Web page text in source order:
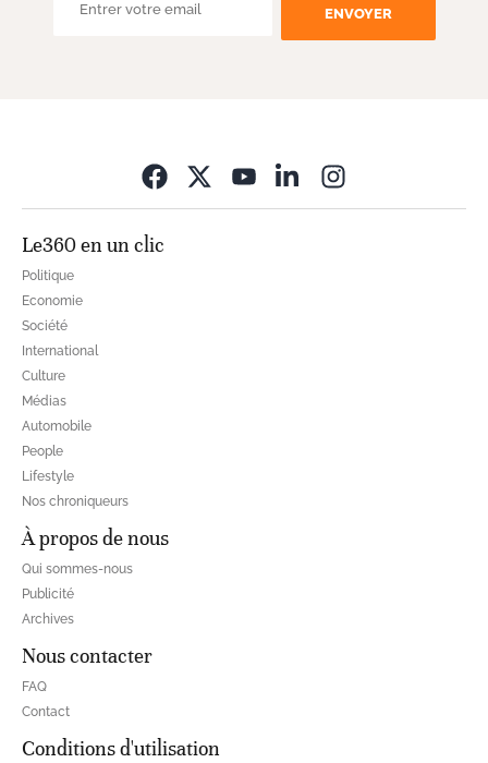
ENVOYER
Le360 en un clic
Politique
Economie
Société
International
Culture
Médias
Automobile
People
Lifestyle
Nos chroniqueurs
À propos de nous
Qui sommes-nous
Publicité
Archives
Nous contacter
FAQ
Contact
Conditions d'utilisation